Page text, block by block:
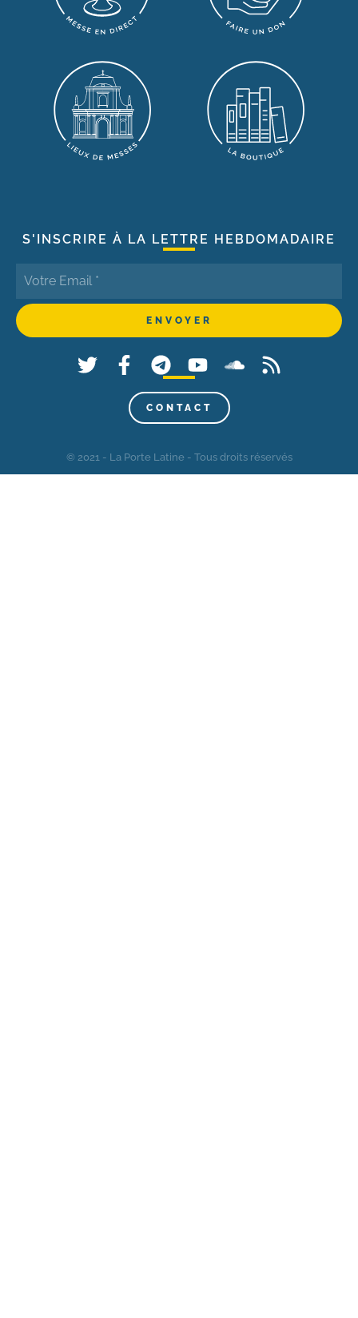
S'INSCRIRE À LA LETTRE HEBDOMADAIRE
CONTACT
© 2021 - La Porte Latine - Tous droits réservés